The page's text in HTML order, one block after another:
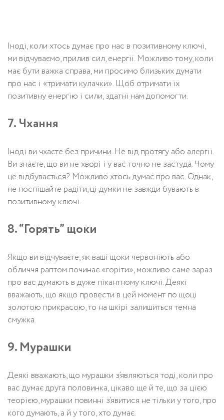
Іноді, коли хтось думає про нас в позитивному ключі,
ми відчуваємо, прилив сил, енергії. Можливо тому, коли
має бути важка справа, ми просимо близьких думати
про нас і «тримати кулачки». Щоб отримати їх
позитивну енергію і сили, здатні нам допомогти.
7. Чхання
Іноді ви чхаєте без причини. Не від протягу або алергії.
Ви знаєте, що ви не хворі і у вас точно не застуда. Чому
це відбувається? Можливо хтось думає про вас. Однак,
не поспішайте радіти, ці думки не завжди бувають в
позитивному ключі.
8. “Горять” щоки
Якщо ви відчуваєте, як ваші щоки червоніють або
обличчя раптом починає «горіти», можливо саме зараз
про вас думають в дуже пікантному ключі. Деякі
вважають, що якщо провести в цей момент по щоці
золотою прикрасою, то на шкірі залишиться темна
смужка.
9. Мурашки
Деякі вважають, що мурашки з’являються тоді, коли про
вас думає друга половинка, цікаво ще й те, що за цією
теорією, мурашки повинні з’явитися не тільки у того, про
кого думають, а й у того, хто думає.